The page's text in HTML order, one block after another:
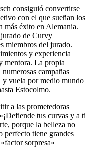
consiguió convertirse
con el que sueñan los
más éxito en Alemania.
jurado de Curvy
miembros del jurado.
y experiencia
mentora. La propia
campañas
y vuela por medio mundo
Estocolmo.
a las prometedoras
tus curvas y a ti
porque la belleza no
perfecto tiene grandes
sorpresa»